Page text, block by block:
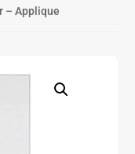
– Applique